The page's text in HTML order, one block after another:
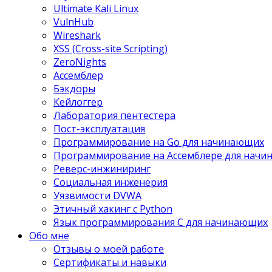
Ultimate Kali Linux
VulnHub
Wireshark
XSS (Cross-site Scripting)
ZeroNights
Ассемблер
Бэкдоры
Кейлоггер
Лаборатория пентестера
Пост-эксплуатация
Программирование на Go для начинающих
Программирование на Ассемблере для
Реверс-инжиниринг
Социальная инженерия
Уязвимости DVWA
Этичный хакинг с Python
Язык программирования С для начинающих
Обо мне
Отзывы о моей работе
Сертификаты и навыки